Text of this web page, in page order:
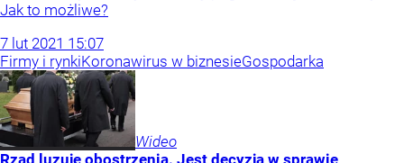
Jak to możliwe?
7 lut 2021 15:07
Firmy i rynkiKoronawirus w biznesieGospodarka
Wideo
Rząd luzuje obostrzenia. Jest decyzja w sprawie